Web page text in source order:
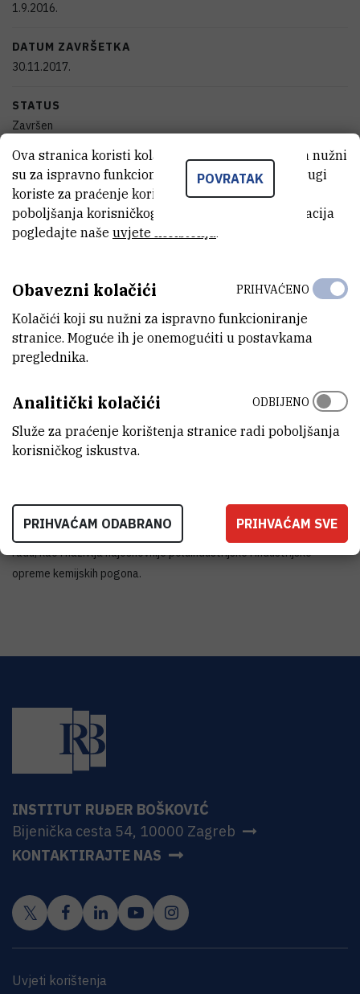
1.9.2016.
DATUM ZAVRŠETKA
30.11.2017.
STATUS
Završen
IZNOS FINANCIRANJA
55.710 HRK
VIŠE INFORMACIJA
CroRIS stranica projekta
Projekt KELANA je nastavak rada na kemijskom nazivlju započetim
u okviru završenog projekta KENA (2009–2010.) (www.struna-
usustavljivanje njihovih hrvatskih naziva s onima obrađenim i
upisanim u terminološku bazu STRUNA, tijekom i nakon trajanja
- te stručnu i terminološku obradu hrvatskoga nazivlja vezanog uz
pribor, opremu, aparature i uređaje koji se rabe u laboratorijskome
radu, kao i nazivlja najosnovnije poluindustrijske i industrijske
opreme kemijskih pogona.
INSTITUT RUĐER BOŠKOVIĆ
Bijenička cesta 54, 10000 Zagreb
KONTAKTIRAJTE NAS
Uvjeti korištenja
POVRATAK
Ova stranica koristi kolačiće. Neki od tih kolačića nužni
su za ispravno funkcioniranje stranice, dok se drugi
koriste za praćenje korištenja stranice radi
poboljšanja korisničkog iskustva. Za više informacija
pogledajte naše uvjete korištenja.
Obavezni kolačići
Kolačići koji su nužni za ispravno funkcioniranje
stranice. Moguće ih je onemogućiti u postavkama
preglednika.
PRIHVAĆENO
Analitički kolačići
Služe za praćenje korištenja stranice radi poboljšanja
korisničkog iskustva.
ODBIJENO
PRIHVAĆAM ODABRANO PRIHVAĆAM SVE